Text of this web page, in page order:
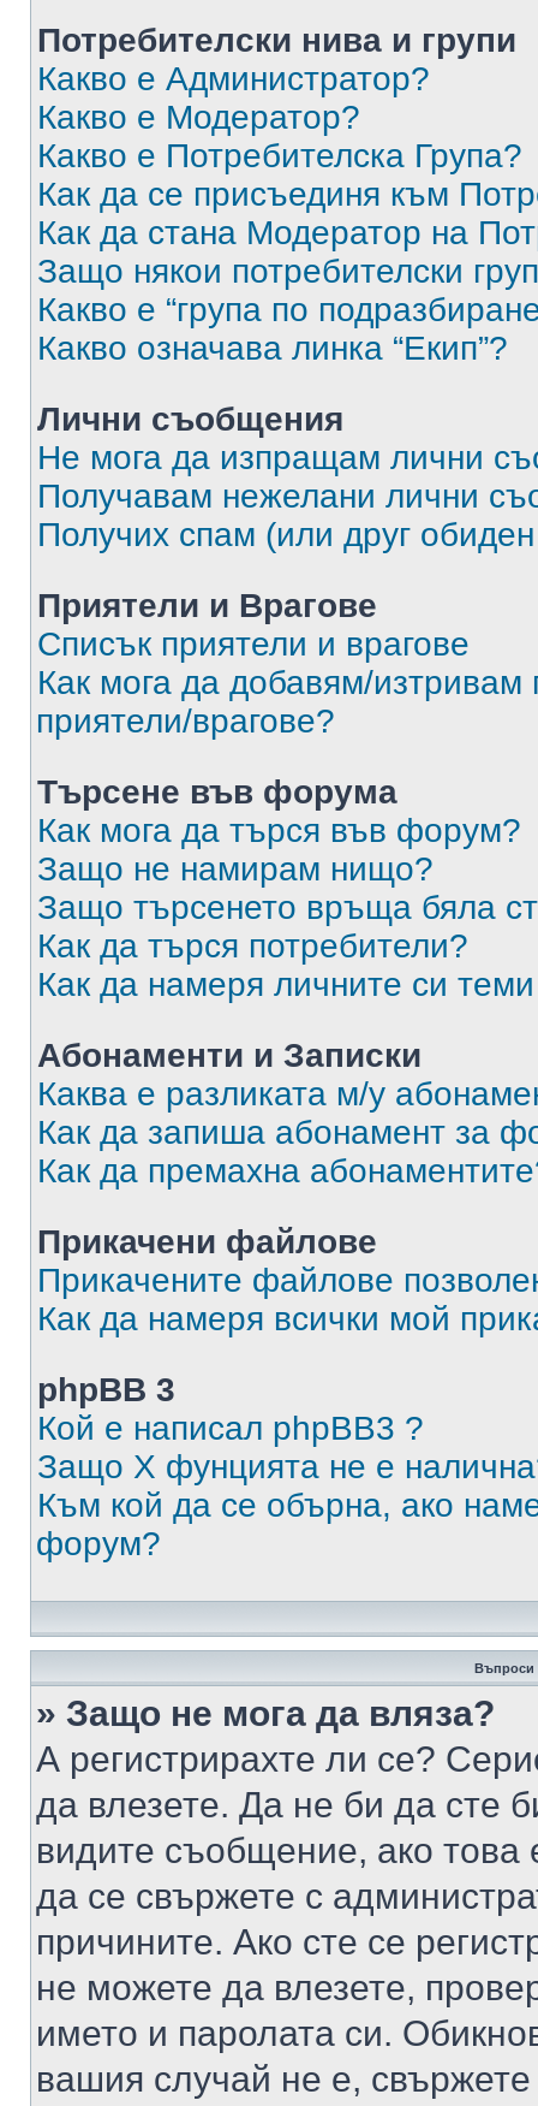
Потребителски нива и групи
Какво е Администратор?
Какво е Модератор?
Какво е Потребителска Група?
Как да се присъединя към
Как да стана Модератор на
Защо някои потребителски
Какво е “група по
Какво означава линка “Екип”?
Лични съобщения
Не мога да изпращам лични
Получавам нежелани лични
Получих спам (или друг
Приятели и Врагове
Списък приятели и врагове
Как мога да добавям/изтривам
приятели/врагове?
Търсене във форума
Как мога да търся във форум?
Защо не намирам нищо?
Защо търсенето връща бяла
Как да търся потребители?
Как да намеря личните си
Абонаменти и Записки
Каква е разликата м/у
Как да запиша абонамент за
Как да премахна
Прикачени файлове
Прикачените файлове
Как да намеря всички мой
phpBB 3
Кой е написал phpBB3 ?
Защо X фунцията не е
Към кой да се обърна, ако
форум?
Въпроси
» Защо не мога да вляза?
А регистрирахте ли се?
да влезете. Да не би да сте
видите съобщение, ако това
да се свържете с
причините. Ако сте се
не можете да влезете,
името и паролата си.
вашия случай не е,